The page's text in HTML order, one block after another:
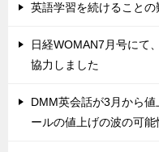
英語学習を続けること
日経WOMAN7月号にて
協力しました
DMM英会話が3月から
ールの値上げの波の可能